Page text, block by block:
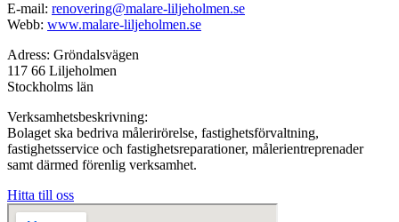
E-mail: renovering@malare-liljeholmen.se
Webb: www.malare-liljeholmen.se
Adress: Gröndalsvägen
117 66 Liljeholmen
Stockholms län
Verksamhetsbeskrivning:
Bolaget ska bedriva målerirörelse, fastighetsförvaltning,
fastighetsservice och fastighetsreparationer, målerientreprenader
samt därmed förenlig verksamhet.
Hitta till oss